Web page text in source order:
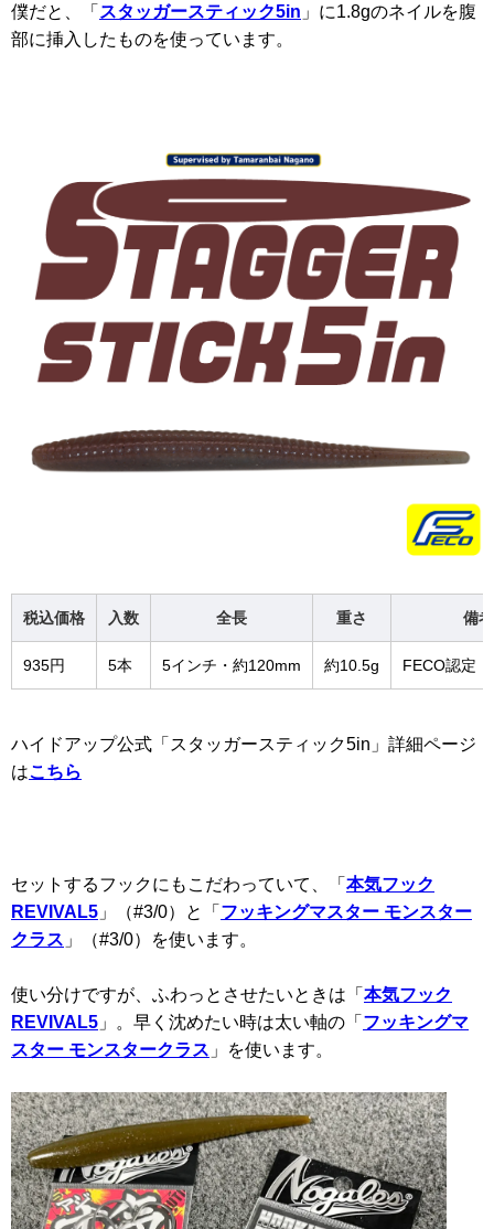
僕だと、「 スタッガースティック5in 」に1.8gのネイルを腹
部に挿入したものを使っています。
税込価格 入数 全長 重さ 備考
935円 5本 5インチ・約120mm 約10.5g FECO認定
ハイドアップ公式「スタッガースティック5in」詳細ページ
はこちら
セットするフックにもこだわっていて、「 本気フック
REVIVAL5 」（#3/0）と「 フッキングマスター モンスター
クラス 」（#3/0）を使います。
使い分けですが、ふわっとさせたいときは「 本気フック
REVIVAL5 」。早く沈めたい時は太い軸の「 フッキングマ
スター モンスタークラス 」を使います。